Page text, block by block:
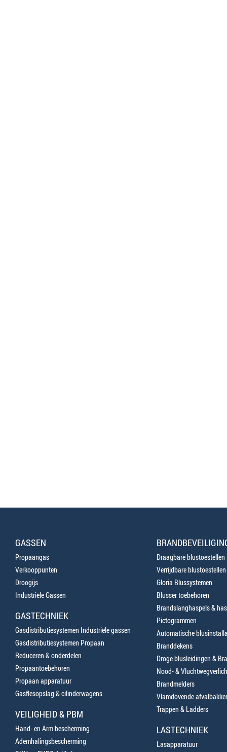
GASSEN
Propaangas
Verkooppunten
Droogijs
Industriële Gassen
GASTECHNIEK
Gasdistributiesystemen Industriële gassen
Gasdistributiesystemen Propaan
Reduceren & onderdelen
Propaantoebehoren
Propaan apparatuur
Gasflesopslag & cilinderwagens
VEILIGHEID & PBM
Hand- en Arm bescherming
Ademhalingsbescherming
Draagbare blustoestellen
Verrijdbare blustoestellen
Gloria Blussystemen
Blusser toebehoren
Brandslanghaspels &
Pictogrammen
Automatische
Branddekens
Droge blusleidingen &
Nood- &
Brandmelders
Vlamdovende
Trappen & Ladders
LASTECHNIEK
Lasapparatuur